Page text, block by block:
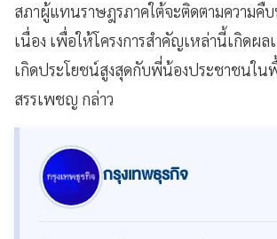
สภาผู้แทนราษฎรภาคใต้จะติดตามความคื
เนื่อง เพื่อให้โครงการสำคัญเหล่านี้เกิดผ
เกิดประโยชน์สูงสุดกับพี่น้องประชาชนใน
สรรเพชญ กล่าว
กรุงเทพธุรกิจ